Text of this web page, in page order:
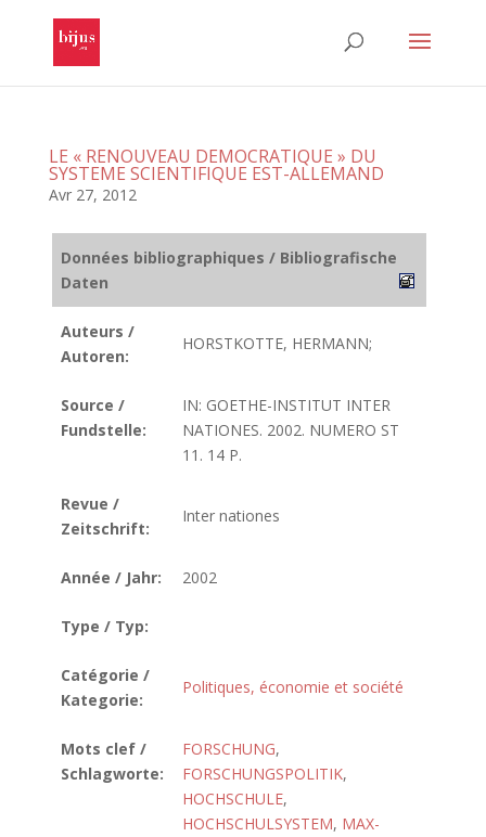
LE « RENOUVEAU DEMOCRATIQUE » DU
SYSTEME SCIENTIFIQUE EST-ALLEMAND
Avr 27, 2012
Données bibliographiques / Bibliografische
Daten
Auteurs /
Autoren:
HORSTKOTTE, HERMANN;
Source /
Fundstelle:
IN: GOETHE-INSTITUT INTER
NATIONES. 2002. NUMERO ST
11. 14 P.
Revue /
Zeitschrift:
Inter nationes
Année / Jahr: 2002
Type / Typ:
Catégorie /
Kategorie:
Politiques, économie et société
Mots clef /
Schlagworte:
FORSCHUNG,
FORSCHUNGSPOLITIK,
HOCHSCHULE,
HOCHSCHULSYSTEM, MAX-